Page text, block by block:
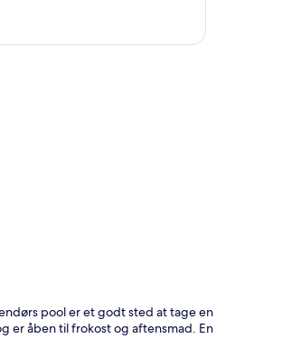
pool er et godt sted at tage en
er åben til frokost og aftensmad. En